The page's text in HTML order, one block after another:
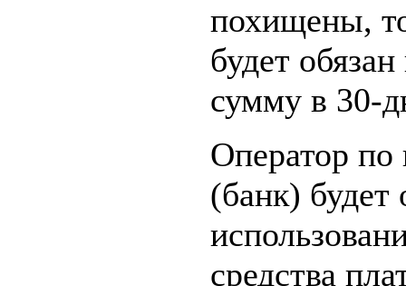
похищены,
будет
сумму в 30-
Оператор по
(банк) будет
средства